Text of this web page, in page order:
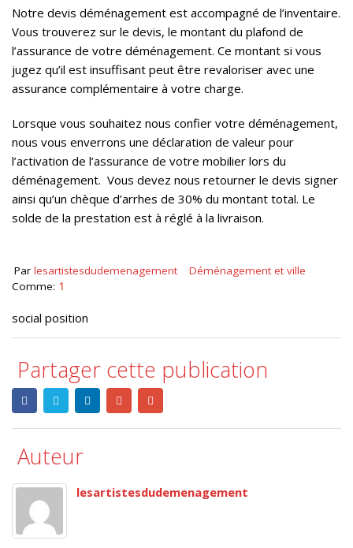
Notre devis déménagement est accompagné de l’inventaire.
Vous trouverez sur le devis, le montant du plafond de
l’assurance de votre déménagement. Ce montant si vous
jugez qu’il est insuffisant peut être revaloriser avec une
assurance complémentaire à votre charge.
Lorsque vous souhaitez nous confier votre déménagement,
nous vous enverrons une déclaration de valeur pour
l’activation de l’assurance de votre mobilier lors du
déménagement. Vous devez nous retourner le devis signer
ainsi qu’un chèque d’arrhes de 30% du montant total. Le
solde de la prestation est à réglé à la livraison.
Par lesartistesdudemenagement
Déménagement et ville
Comme: 1
social position
Partager cette publication
Auteur
lesartistesdudemenagement